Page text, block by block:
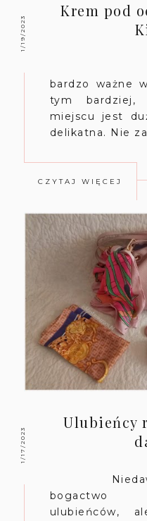
1/19/2023
Krem pod
Kremy
bardzo ważne
tym
miejscu jest
delikatna. Nie
CZYTAJ WIĘCEJ
1/17/2023
Ulubieńcy
Niedawno
bogactwo
ulubieńców,